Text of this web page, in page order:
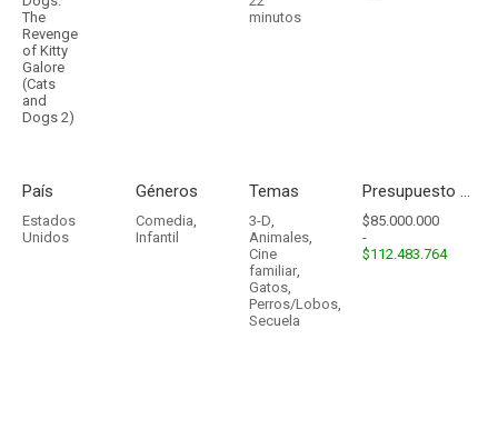
The
Revenge
of Kitty
Galore
(Cats
and
Dogs 2)
minutos
País
Estados
Unidos
Géneros
Comedia,
Infantil
Temas
3-D,
Animales,
Cine
familiar,
Gatos,
Perros/Lobos,
Secuela
Presupuesto - Ingresos
$85.000.000
-
$112.483.764